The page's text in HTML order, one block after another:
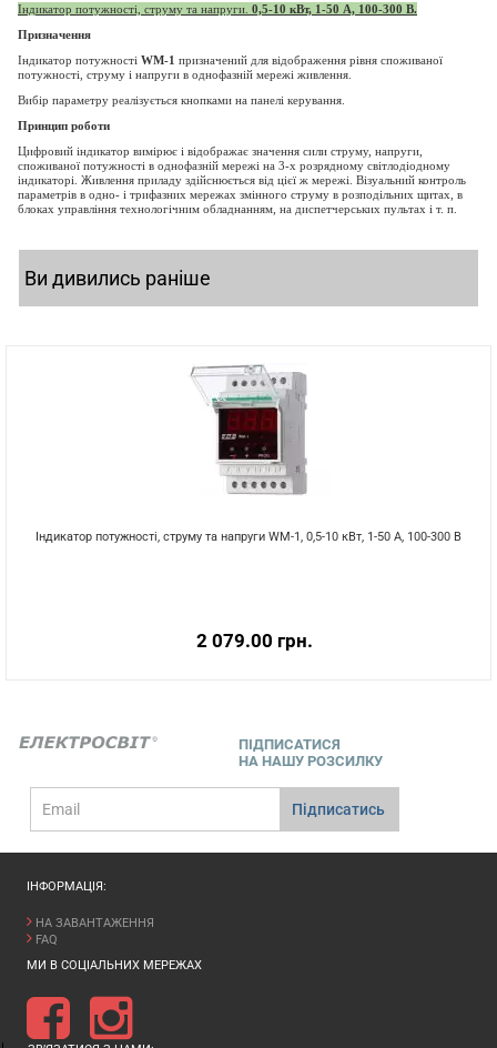
Індикатор потужності, струму та напруги. 0,5-10 кВт, 1-50 А, 100-300 В.
Призначення
Індикатор потужності WМ-1 призначений для відображення рівня споживаної
потужності, струму і напруги в однофазній мережі живлення.
Вибір параметру реалізується кнопками на панелі керування.
Принцип роботи
Цифровий індикатор вимірює і відображає значення сили струму, напруги,
споживаної потужності в однофазній мережі на 3-х розрядному світлодіодному
індикаторі. Живлення приладу здійснюється від цієї ж мережі. Візуальний контроль
параметрів в одно- і трифазних мережах змінного струму в розподільних щитах, в
блоках управління технологічним обладнанням, на диспетчерських пультах і т. п.
Ви дивились раніше
Індикатор потужності, струму та напруги WM-1, 0,5-10 кВт, 1-50 А, 100-300 В
2 079.00 грн.
ПІДПИСАТИСЯ
НА НАШУ РОЗСИЛКУ
mail
Підписатись
ІНФОРМАЦІЯ:
НА ЗАВАНТАЖЕННЯ
FAQ
МИ В СОЦІАЛЬНИХ МЕРЕЖАХ